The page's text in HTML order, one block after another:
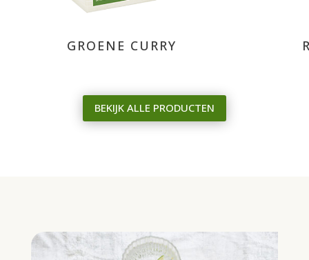
CURRY RODE
BEKIJK ALLE PRODUCTEN